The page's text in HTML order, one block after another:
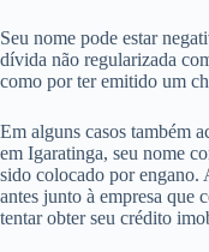
Seu nome pode estar
dívida não regularizada
como por ter emitido um
Em alguns casos também
em Igaratinga, seu nome
sido colocado por engano.
antes junto à empresa que
tentar obter seu crédito